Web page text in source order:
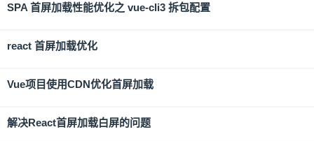
SPA 首屏加载性能优化之 vue-cli3 拆包配置
react 首屏加载优化
Vue项目使用CDN优化首屏加载
解决React首屏加载白屏的问题